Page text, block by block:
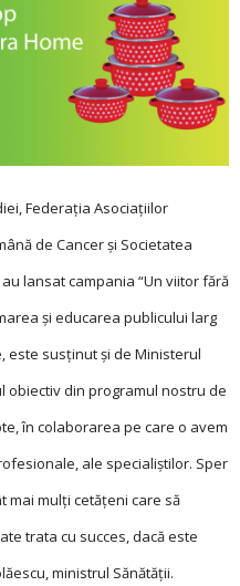
Fe­derația Asociațiilor
de Cancer și Societatea
lansat campania “Un viitor fără
și educarea publicului larg
este susținut și de Ministerul
obiectiv din programul nostru de
în colaborarea pe care o avem
ale specialiştilor. Sper
mai mulţi cetăţeni care să
trata cu succes, dacă este
ministrul Sănătății.